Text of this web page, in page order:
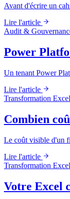
Avant d'écrire un
Lire l'article
Audit &
Power
Un tenant Power
Lire l'article
Transformation Excel
Combien
Le coût visible d'un
Lire l'article
Transformation Excel
Votre Excel